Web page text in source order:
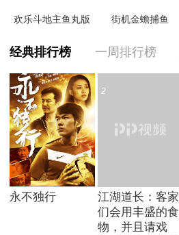
欢乐斗地主鱼丸版 街机金蟾捕鱼
经典排行榜 一周排行榜
永不独行
1
江湖道长：客家
们会用丰盛的食
物，并且请戏
2